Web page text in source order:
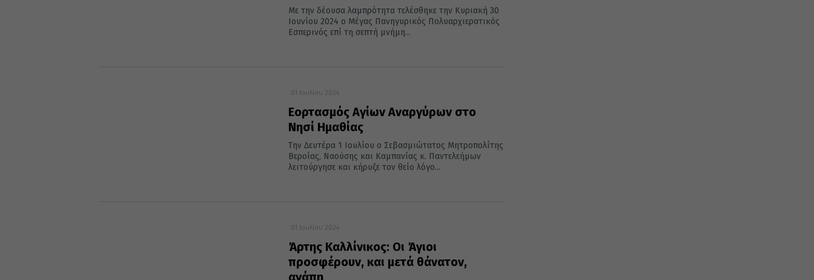
Με την δέουσα λαμπρότητα τελέσθηκε την Κυριακή 30
Ιουνίου 2024 ο Μέγας Πανηγυρικός Πολυαρχιερατικός
Εσπερινός επί τη σεπτή μνήμη...
01 Ιουλίου 2024
Εορτασμός Αγίων Αναργύρων στο
Νησί Ημαθίας
Την Δευτέρα 1 Ιουλίου o Σεβασμιώτατος Μητροπολίτης
Βεροίας, Ναούσης και Καμπανίας κ. Παντελεήμων
λειτούργησε και κήρυξε τον θείο λόγο...
01 Ιουλίου 2024
Άρτης Καλλίνικος: Οι Άγιοι
προσφέρουν, και μετά θάνατον,
αγάπη